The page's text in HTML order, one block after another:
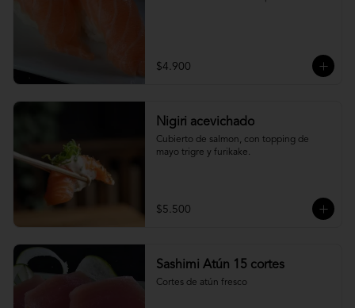
$4.900
Nigiri acevichado
Cubierto de salmon, con topping de
mayo trigre y furikake.
$5.500
Sashimi Atún 15 cortes
Cortes de atún fresco